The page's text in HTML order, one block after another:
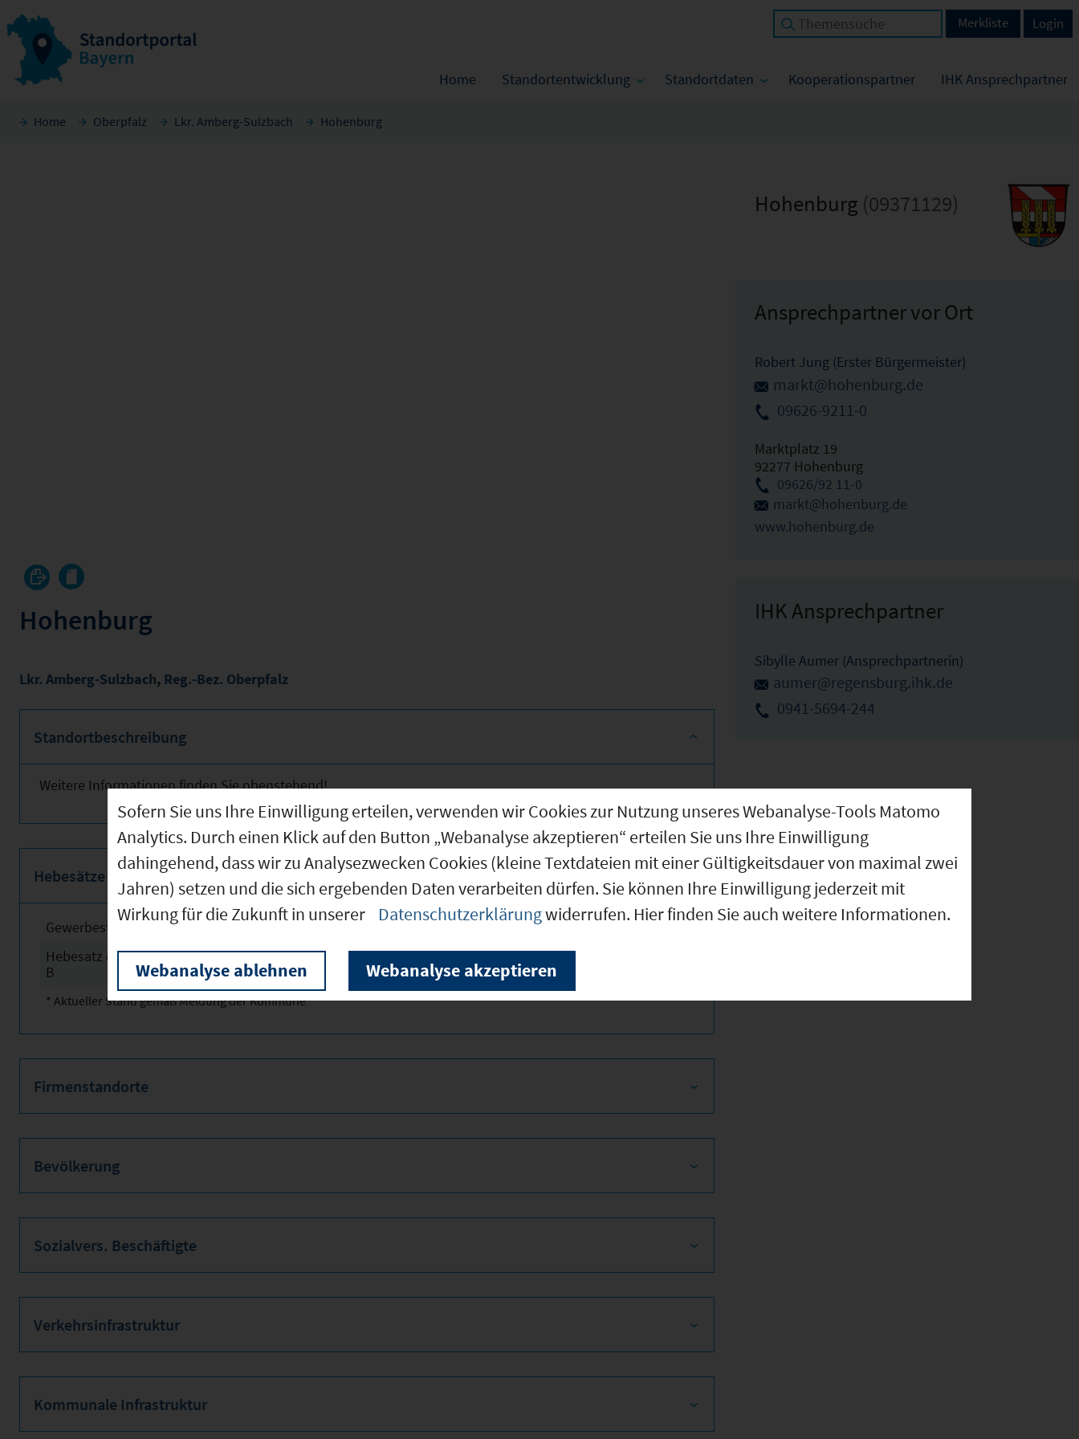
Home Standortentwicklung Standortdaten Kooperationspartner IHK Ansprechpartner
Login
Merkliste
Home Oberpfalz Lkr. Amberg-Sulzbach Hohenburg
Hohenburg
Lkr. Amberg-Sulzbach, Reg.-Bez. Oberpfalz
Standortbeschreibung
Weitere Informationen finden Sie obenstehend!
Hebesätze
Gewerbesteuerhebesatz
Hebesatz der Grundsteuer
B
2025 375 *
* Aktueller Stand gemäß Meldung der Kommune
Firmenstandorte
Bevölkerung
Sozialvers. Beschäftigte
Verkehrsinfrastruktur
Kommunale Infrastruktur
Hohenburg (09371129)
Ansprechpartner vor Ort
Robert Jung (Erster Bürgermeister)
markt@hohenburg.de
09626-9211-0
Marktplatz 19
92277 Hohenburg
09626/92 11-0
markt@hohenburg.de
www.hohenburg.de
IHK Ansprechpartner
Sibylle Aumer (Ansprechpartnerin)
aumer@regensburg.ihk.de
0941-5694-244
Sofern Sie uns Ihre Einwilligung erteilen, verwenden wir Cookies zur Nutzung unseres Webanalyse-Tools Matomo
Analytics. Durch einen Klick auf den Button „Webanalyse akzeptieren“ erteilen Sie uns Ihre Einwilligung
dahingehend, dass wir zu Analysezwecken Cookies (kleine Textdateien mit einer Gültigkeitsdauer von maximal zwei
Jahren) setzen und die sich ergebenden Daten verarbeiten dürfen. Sie können Ihre Einwilligung jederzeit mit
Wirkung für die Zukunft in unserer
Datenschutzerklärungwiderrufen. Hier finden Sie auch weitere Informationen.
Webanalyse ablehnen Webanalyse akzeptieren